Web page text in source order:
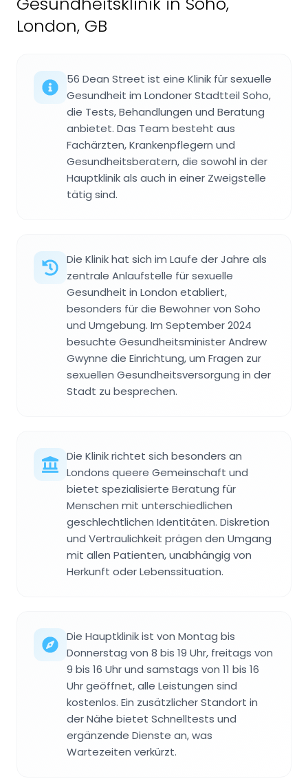
London, GB
56 Dean Street ist eine Klinik für sexuelle
Gesundheit im Londoner Stadtteil Soho,
die Tests, Behandlungen und Beratung
anbietet. Das Team besteht aus
Fachärzten, Krankenpflegern und
Gesundheitsberatern, die sowohl in der
Hauptklinik als auch in einer Zweigstelle
tätig sind.
Die Klinik hat sich im Laufe der Jahre als
zentrale Anlaufstelle für sexuelle
Gesundheit in London etabliert,
besonders für die Bewohner von Soho
und Umgebung. Im September 2024
besuchte Gesundheitsminister Andrew
Gwynne die Einrichtung, um Fragen zur
sexuellen Gesundheitsversorgung in der
Stadt zu besprechen.
Die Klinik richtet sich besonders an
Londons queere Gemeinschaft und
bietet spezialisierte Beratung für
Menschen mit unterschiedlichen
geschlechtlichen Identitäten. Diskretion
und Vertraulichkeit prägen den Umgang
mit allen Patienten, unabhängig von
Herkunft oder Lebenssituation.
Die Hauptklinik ist von Montag bis
Donnerstag von 8 bis 19 Uhr, freitags von
9 bis 16 Uhr und samstags von 11 bis 16
Uhr geöffnet, alle Leistungen sind
kostenlos. Ein zusätzlicher Standort in
der Nähe bietet Schnelltests und
ergänzende Dienste an, was
Wartezeiten verkürzt.